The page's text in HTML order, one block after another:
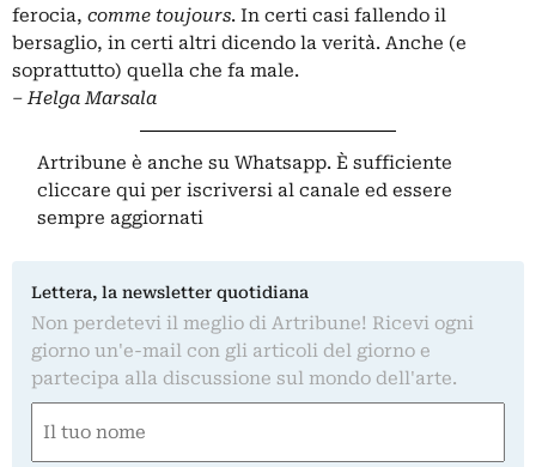
ferocia, comme toujours. In certi casi fallendo il
bersaglio, in certi altri dicendo la verità. Anche (e
soprattutto) quella che fa male.
– Helga Marsala
Artribune è anche su Whatsapp. È sufficiente
cliccare qui per iscriversi al canale ed essere
sempre aggiornati
Lettera, la newsletter quotidiana
Non perdetevi il meglio di Artribune! Ricevi ogni
giorno un'e-mail con gli articoli del giorno e
partecipa alla discussione sul mondo dell'arte.
(Required)